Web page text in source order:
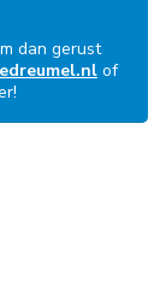
dan gerust
of